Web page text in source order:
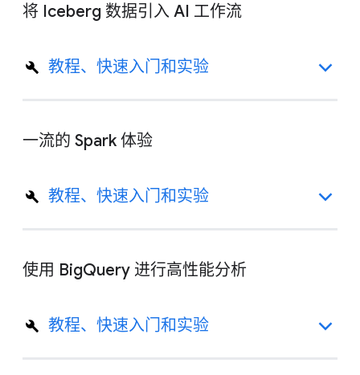
将 Iceberg 数据引入 AI 工作流
教程、快速入门和实验
一流的 Spark 体验
教程、快速入门和实验
使用 BigQuery 进行高性能分析
教程、快速入门和实验